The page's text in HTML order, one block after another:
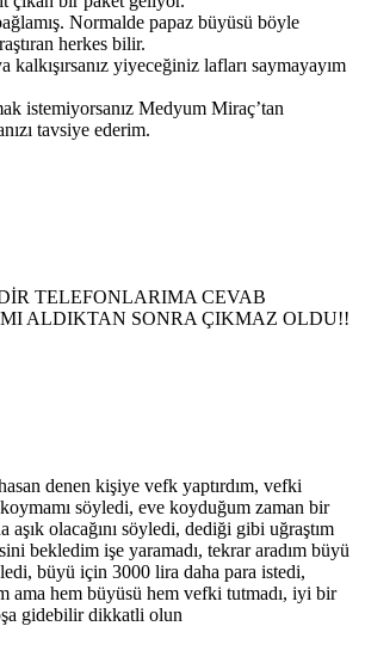
Normalde papaz büyüsü böyle
herkes bilir.
kalkışırsanız yiyeceğiniz lafları saymayayım
istemiyorsanız Medyum Miraç’tan
tavsiye ederim.
TELEFONLARIMA CEVAB
ALDIKTAN SONRA ÇIKMAZ OLDU!!
denen kişiye vefk yaptırdım, vefki
söyledi, eve koyduğum zaman bir
aşık olacağını söyledi, dediği gibi uğraştım
bekledim işe yaramadı, tekrar aradım büyü
büyü için 3000 lira daha para istedi,
ama hem büyüsü hem vefki tutmadı, iyi bir
gidebilir dikkatli olun